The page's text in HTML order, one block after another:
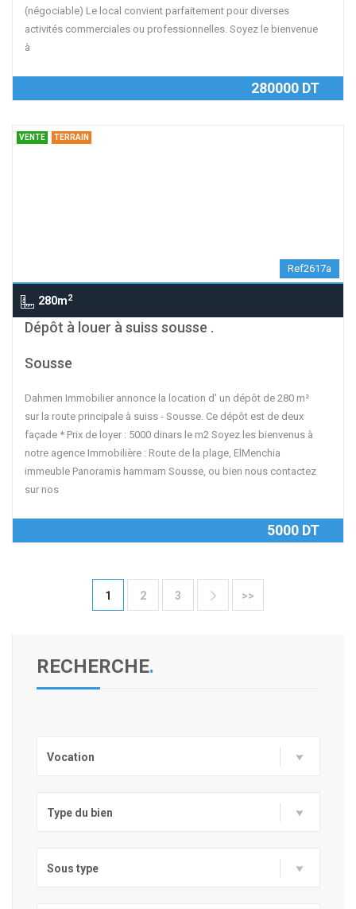
(négociable) Le local convient parfaitement pour diverses
activités commerciales ou professionnelles. Soyez le bienvenue
à
280000 DT
VENTE TERRAIN
Ref2617a
280m2
Dépôt à louer à suiss sousse .
Sousse
Dahmen Immobilier annonce la location d' un dépôt de 280 m²
sur la route principale à suiss - Sousse. Ce dépôt est de deux
façade * Prix de loyer : 5000 dinars le m2 Soyez les bienvenus à
notre agence Immobilière : Route de la plage, ElMenchia
immeuble Panoramis hammam Sousse, ou bien nous contactez
sur nos
5000 DT
1 2 3  >>
RECHERCHE.
Vocation
Type du bien
Sous type